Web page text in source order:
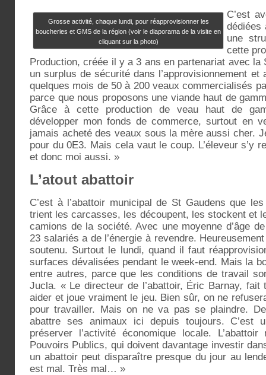
Grosse activité, chaque lundi, pour réapprovisionner les
boucheries et GMS de la région (voir le diaporama de la visite en
cliquant sur la photo)
C’est
dédiées
une
cette
Production, créée il y a 3 ans en partenariat avec la
un surplus de sécurité dans l’approvisionnement
quelques mois de 50 à 200 veaux commercialisés
parce que nous proposons une viande haut de
Grâce à cette production de veau haut de
développer mon fonds de commerce, surtout en
jamais acheté des veaux sous la mère aussi cher.
pour du 0E3. Mais cela vaut le coup. L’éleveur s’y
et donc moi aussi. »
L’atout abattoir
C’est à l’abattoir municipal de St Gaudens que
trient les carcasses, les découpent, les stockent et
camions de la société. Avec une moyenne d’âge
23 salariés a de l’énergie à revendre.
soutenu. Surtout le lundi, quand il faut
surfaces dévalisées pendant le week-end. Mais la
entre autres, parce que les conditions de travail
Jucla. « Le directeur de l’abattoir, Éric Barnay, fait
aider et joue vraiment le jeu. Bien sûr, on ne
pour travailler. Mais on ne va pas se plaindre.
abattre ses animaux ici depuis toujours. C’est
préserver l’activité économique locale.
Pouvoirs Publics, qui doivent davantage investir
un abattoir peut disparaître presque du jour au
est mal. Très mal… »